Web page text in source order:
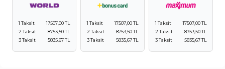
1 Taksit
17507,00 TL
2 Taksit
8753,50 TL
3 Taksit
5835,67 TL
1 Taksit
17507,00 TL
2 Taksit
8753,50 TL
3 Taksit
5835,67 TL
1 Taksit
17507,00 TL
2 Taksit
8753,50 TL
3 Taksit
5835,67 TL